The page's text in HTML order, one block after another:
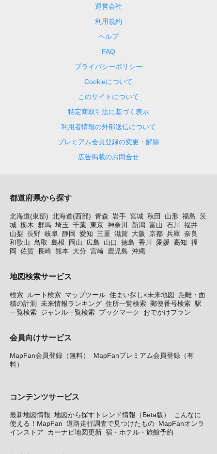
運営会社
利用規約
ヘルプ
FAQ
プライバシーポリシー
Cookieについて
このサイトについて
特定商取引法に基づく表示
利用者情報の外部送信について
プレミアム会員登録の変更・解除
広告掲載のお問合せ
都道府県から探す
北海道(東部) 北海道(西部) 青森 岩手 宮城 秋田 山形 福島 茨
城 栃木 群馬 埼玉 千葉 東京 神奈川 新潟 富山 石川
福井
山梨 長野 岐阜 静岡 愛知 三重 滋賀 大阪 京都 兵庫 奈良
和歌山
鳥取 島根 岡山 広島 山口 徳島 香川 愛媛 高知 福
岡
佐賀 長崎 熊本 大分 宮崎 鹿児島 沖縄
地図検索サービス
検索 ルート検索 マップツール 住まい探し×未来地図
距離・面
積の計測
未来情報ランキング 住所一覧検索 郵便番号検索 駅
一覧検索 ジャンル一覧検索 ブックマーク おでかけプラン
会員向けサービス
MapFan会員登録（無料）
MapFanプレミアム会員登録（有
料）
コンテンツサービス
最新地図情報 地図から探すトレンド情報（Beta版）
こんなに
使える！MapFan 道路走行調査で見つけたもの MapFanオンラ
インストア
カーナビ地図更新 宿・ホテル・旅館予約